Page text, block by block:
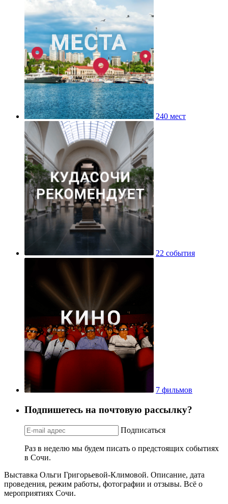
240 мест
22 события
7 фильмов
Подпишетесь на почтовую рассылку?
Подписаться
Раз в неделю мы будем писать о предстоящих событиях
в Сочи.
Выставка Ольги Григорьевой-Климовой. Описание, дата
проведения, режим работы, фотографии и отзывы. Всё о
мероприятиях Сочи.